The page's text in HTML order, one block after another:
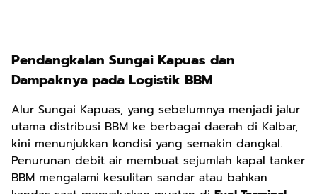
Pendangkalan Sungai Kapuas dan
Dampaknya pada Logistik BBM
Alur Sungai Kapuas, yang sebelumnya menjadi jalur
utama distribusi BBM ke berbagai daerah di Kalbar,
kini menunjukkan kondisi yang semakin dangkal.
Penurunan debit air membuat sejumlah kapal tanker
BBM mengalami kesulitan sandar atau bahkan